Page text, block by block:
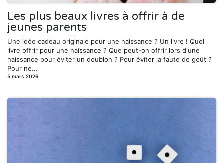
Les plus beaux livres à offrir à de
jeunes parents
Une idée cadeau originale pour une naissance ? Un livre ! Quel
livre offrir pour une naissance ? Que peut-on offrir lors d'une
naissance pour éviter un doublon ? Pour éviter la faute de goût ?
Pour ne...
5 mars 2026